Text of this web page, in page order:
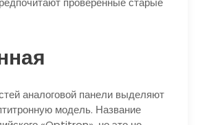
аналоговой панели выделяют
модель. Название